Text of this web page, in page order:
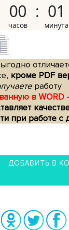
00 01
кроме PDF
работу
в WORD
при работе с
ДОБАВИТЬ В